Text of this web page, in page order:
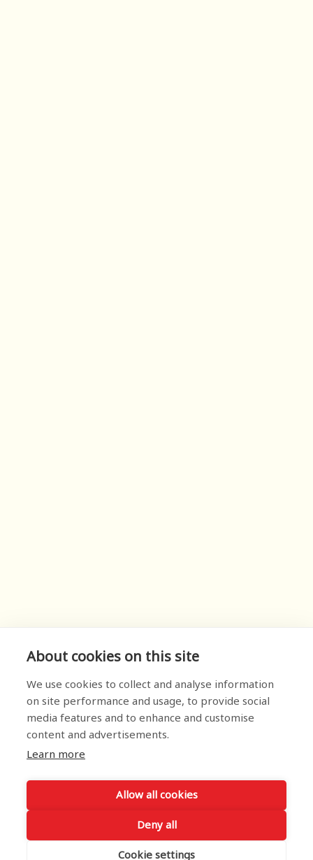
About cookies on this site
We use cookies to collect and analyse information
on site performance and usage, to provide social
media features and to enhance and customise
content and advertisements.
Learn more
Allow all cookies
Deny all
Cookie settings